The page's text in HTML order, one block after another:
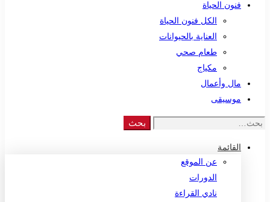
فنون الحياة
الكل فنون الحياة
العناية بالحيوانات
طعام صحي
مكياج
مال وأعمال
موسيقى
Search
بحث
القائمة
عن الموقع
الدورات
نادي القراءة